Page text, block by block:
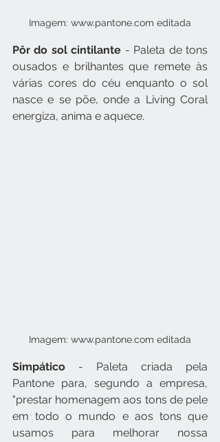
Imagem: www.pantone.com editada
Pôr do sol cintilante - Paleta de tons
ousados e brilhantes que remete às
várias cores do céu enquanto o sol
nasce e se põe, onde a Living Coral
energiza, anima e aquece.
Imagem: www.pantone.com editada
Simpático - Paleta criada pela
Pantone para, segundo a empresa,
"prestar homenagem aos tons de pele
em todo o mundo e aos tons que
usamos para melhorar nossa